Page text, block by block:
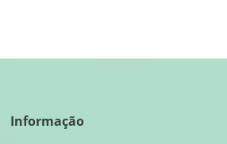
Informação